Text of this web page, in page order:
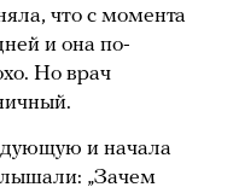
что с момента
и она по-
Но врач
и начала
„Зачем